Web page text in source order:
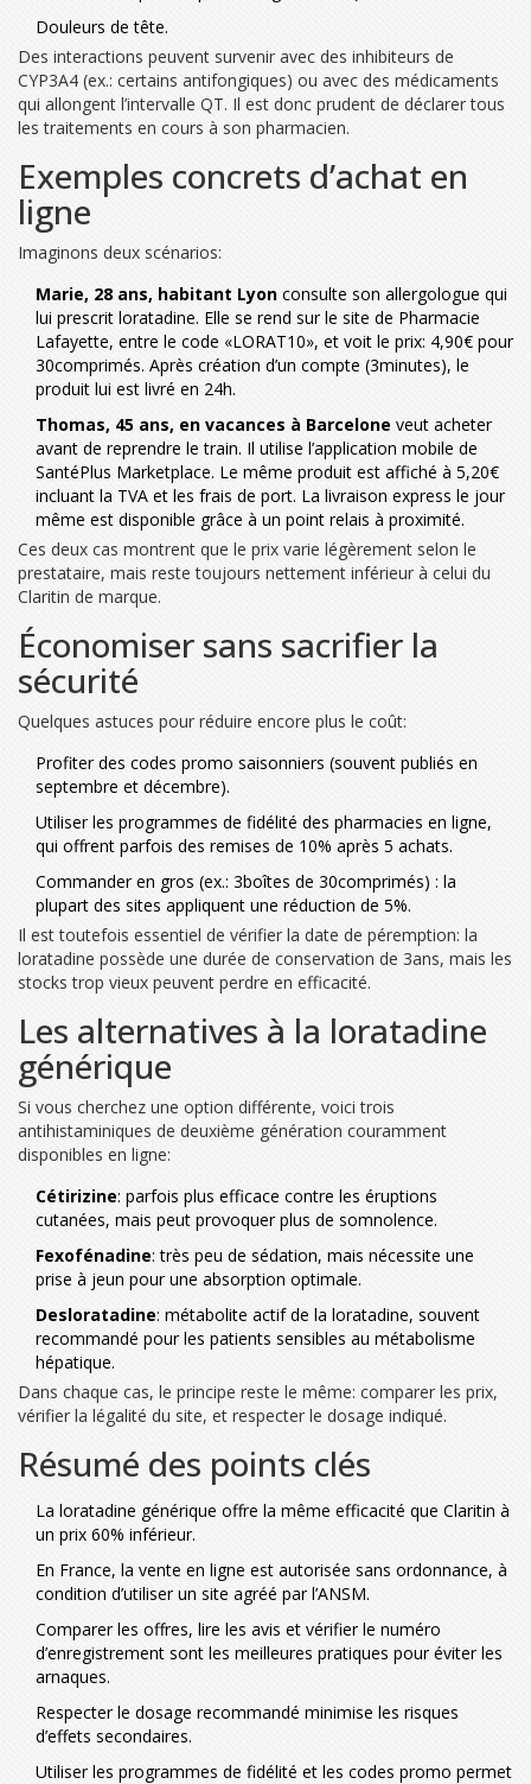
Douleurs de tête.
Des interactions peuvent survenir avec des inhibiteurs de
CYP3A4 (ex.: certains antifongiques) ou avec des médicaments
qui allongent l’intervalle QT. Il est donc prudent de déclarer tous
les traitements en cours à son pharmacien.
Exemples concrets d’achat en
ligne
Imaginons deux scénarios:
Marie, 28 ans, habitant Lyon consulte son allergologue qui
lui prescrit loratadine. Elle se rend sur le site de Pharmacie
Lafayette, entre le code «LORAT10», et voit le prix: 4,90€ pour
30comprimés. Après création d’un compte (3minutes), le
produit lui est livré en 24h.
Thomas, 45 ans, en vacances à Barcelone veut acheter
avant de reprendre le train. Il utilise l’application mobile de
SantéPlus Marketplace. Le même produit est affiché à 5,20€
incluant la TVA et les frais de port. La livraison express le jour
même est disponible grâce à un point relais à proximité.
Ces deux cas montrent que le prix varie légèrement selon le
prestataire, mais reste toujours nettement inférieur à celui du
Claritin de marque.
Économiser sans sacrifier la
sécurité
Quelques astuces pour réduire encore plus le coût:
Profiter des codes promo saisonniers (souvent publiés en
septembre et décembre).
Utiliser les programmes de fidélité des pharmacies en ligne,
qui offrent parfois des remises de 10% après 5 achats.
Commander en gros (ex.: 3boîtes de 30comprimés) : la
plupart des sites appliquent une réduction de 5%.
Il est toutefois essentiel de vérifier la date de péremption: la
loratadine possède une durée de conservation de 3ans, mais les
stocks trop vieux peuvent perdre en efficacité.
Les alternatives à la loratadine
générique
Si vous cherchez une option différente, voici trois
antihistaminiques de deuxième génération couramment
disponibles en ligne:
Cétirizine: parfois plus efficace contre les éruptions
cutanées, mais peut provoquer plus de somnolence.
Fexofénadine: très peu de sédation, mais nécessite une
prise à jeun pour une absorption optimale.
Desloratadine: métabolite actif de la loratadine, souvent
recommandé pour les patients sensibles au métabolisme
hépatique.
Dans chaque cas, le principe reste le même: comparer les prix,
vérifier la légalité du site, et respecter le dosage indiqué.
Résumé des points clés
La loratadine générique offre la même efficacité que Claritin à
un prix 60% inférieur.
En France, la vente en ligne est autorisée sans ordonnance, à
condition d’utiliser un site agréé par l’ANSM.
Comparer les offres, lire les avis et vérifier le numéro
d’enregistrement sont les meilleures pratiques pour éviter les
arnaques.
Respecter le dosage recommandé minimise les risques
d’effets secondaires.
Utiliser les programmes de fidélité et les codes promo permet